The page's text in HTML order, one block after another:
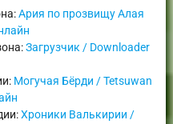
Ария по прозвищу Алая
Загрузчик / Downloader
Могучая Бёрди / Tetsuwan
Хроники Валькирии /